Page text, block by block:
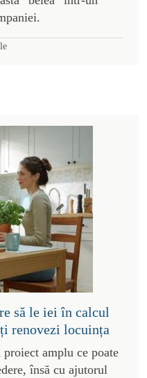
să le iei în calcul
renovezi locuința
amplu ce poate
însă cu ajutorul